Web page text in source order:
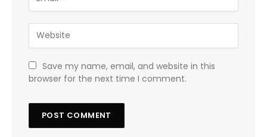
Save my name, email, and website in this
browser for the next time I comment.